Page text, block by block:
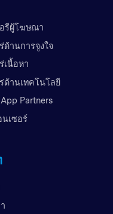
รีผู้โฆษณา
ด้านการจูงใจ
เนื้อหา
ด้านเทคโนโลยี
Partners
นเซอร์